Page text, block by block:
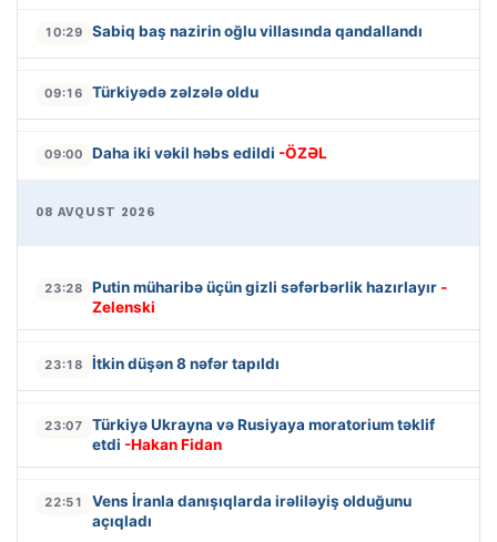
10:29 Sabiq baş nazirin oğlu villasında qandallandı
09:16 Türkiyədə zəlzələ oldu
09:00 Daha iki vəkil həbs edildi -ÖZƏL
08 AVQUST 2026
23:28 Putin müharibə üçün gizli səfərbərlik hazırlayır -
Zelenski
23:18 İtkin düşən 8 nəfər tapıldı
23:07
Türkiyə Ukrayna və Rusiyaya moratorium təklif
etdi -Hakan Fidan
22:51
Vens İranla danışıqlarda irəliləyiş olduğunu
açıqladı